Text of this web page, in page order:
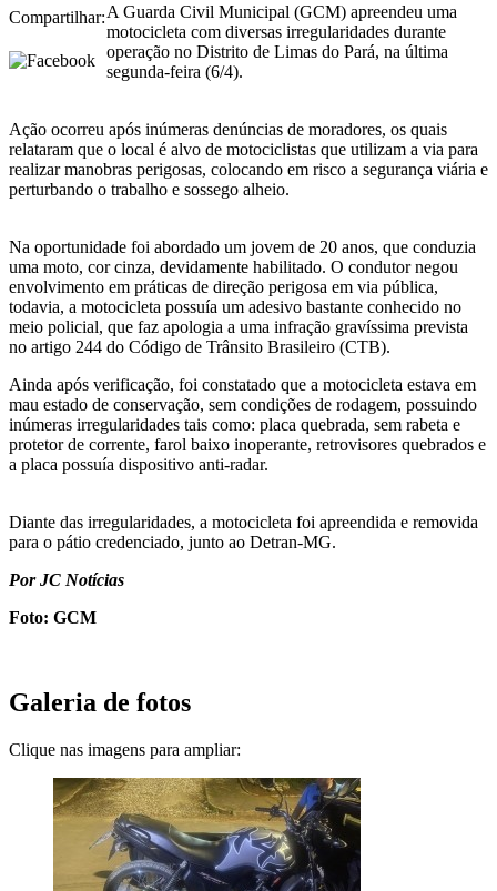
Compartilhar:A Guarda Civil Municipal (GCM) apreendeu uma
motocicleta com diversas irregularidades durante
operação no Distrito de Limas do Pará, na última
segunda-feira (6/4).
Ação ocorreu após inúmeras denúncias de moradores, os quais
relataram que o local é alvo de motociclistas que utilizam a via para
realizar manobras perigosas, colocando em risco a segurança viária e
perturbando o trabalho e sossego alheio.
Na oportunidade foi abordado um jovem de 20 anos, que conduzia
uma moto, cor cinza, devidamente habilitado. O condutor negou
envolvimento em práticas de direção perigosa em via pública,
todavia, a motocicleta possuía um adesivo bastante conhecido no
meio policial, que faz apologia a uma infração gravíssima prevista
no artigo 244 do Código de Trânsito Brasileiro (CTB).
Ainda após verificação, foi constatado que a motocicleta estava em
mau estado de conservação, sem condições de rodagem, possuindo
inúmeras irregularidades tais como: placa quebrada, sem rabeta e
protetor de corrente, farol baixo inoperante, retrovisores quebrados e
a placa possuía dispositivo anti-radar.
Diante das irregularidades, a motocicleta foi apreendida e removida
para o pátio credenciado, junto ao Detran-MG.
Por JC Notícias
Foto: GCM
Galeria de fotos
Clique nas imagens para ampliar: